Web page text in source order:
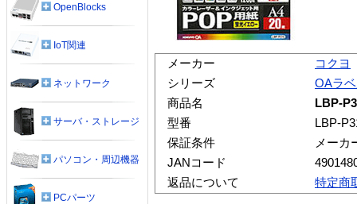
メーカー
コクヨ
シリーズ
OAラ
商品名
LBP-
型番
LBP-
保証条件
メーカ
JANコード
返品について
特定商
OpenBlocks
IoT関連
ネットワーク
サーバ・ストレージ
パソコン・周辺機器
PCパーツ